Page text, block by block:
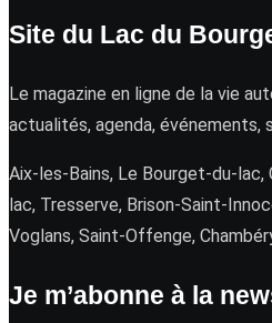
Site du Lac du
Le magazine en ligne de la vie
actualités, agenda, événements,
Aix-les-Bains, Le Bourget-du-lac,
lac, Tresserve, Brison-Saint-
Voglans, Saint-Offenge,
Je m’abonne à la